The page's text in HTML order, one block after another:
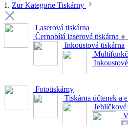
1. Zur Kategorie Tiskárny
Laserová tiskárna
Černobílá laserová tiskárna ●
Inkoustová tiskárna
Inkoustové
Fototiskárny
Tiskárna účtenek a